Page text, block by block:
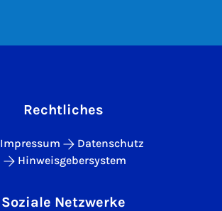
Rechtliches
Impressum
Datenschutz
Hinweisgebersystem
Soziale Netzwerke